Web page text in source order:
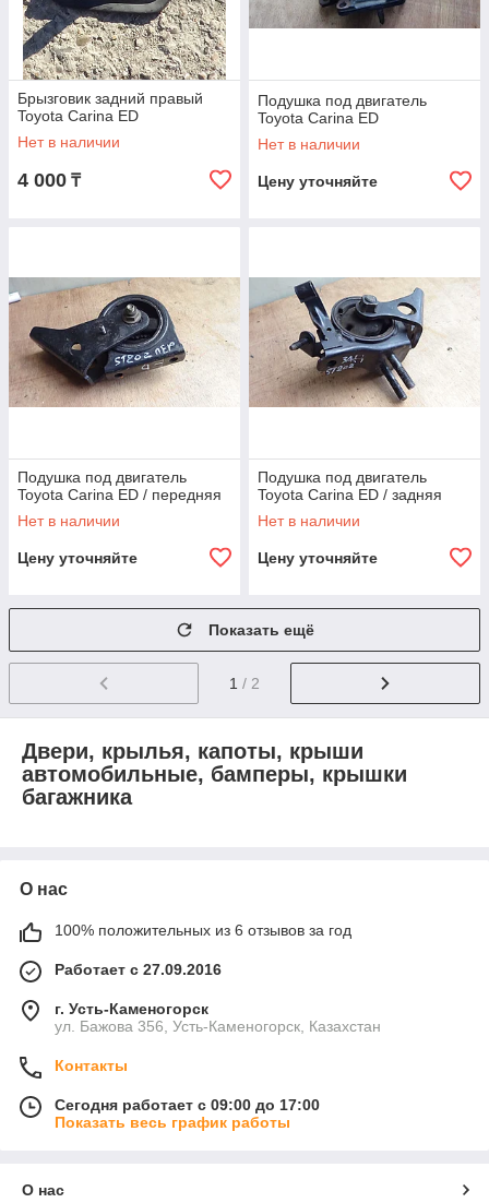
Брызговик задний правый
Toyota Carina ED
Нет в наличии
4 000 ₸
Подушка под двигатель
Toyota Carina ED
Нет в наличии
Цену уточняйте
Подушка под двигатель
Toyota Carina ED / передняя
Нет в наличии
Цену уточняйте
Подушка под двигатель
Toyota Carina ED / задняя
Нет в наличии
Цену уточняйте
Показать ещё
1 / 2
Двери, крылья, капоты, крыши
автомобильные, бамперы, крышки
багажника
О нас
100% положительных из 6 отзывов за год
Работает с 27.09.2016
г. Усть-Каменогорск
ул. Бажова 356, Усть-Каменогорск, Казахстан
Контакты
Сегодня работает с 09:00 до 17:00
Показать весь график работы
О нас